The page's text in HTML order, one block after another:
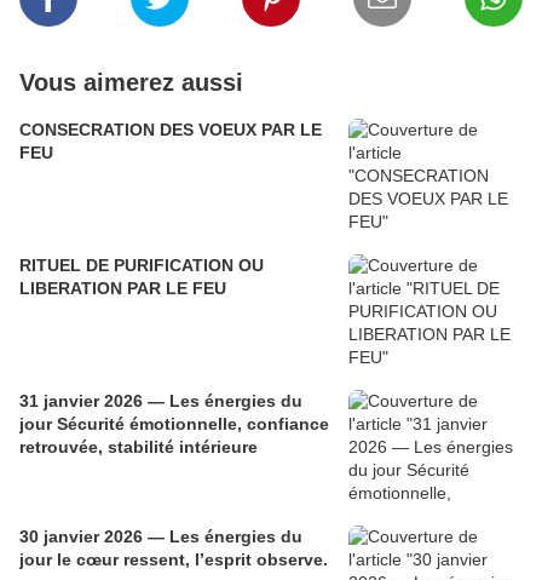
Vous aimerez aussi
CONSECRATION DES VOEUX PAR LE
FEU
RITUEL DE PURIFICATION OU
LIBERATION PAR LE FEU
31 janvier 2026 — Les énergies du
jour Sécurité émotionnelle, confiance
retrouvée, stabilité intérieure
30 janvier 2026 — Les énergies du
jour le cœur ressent, l’esprit observe.